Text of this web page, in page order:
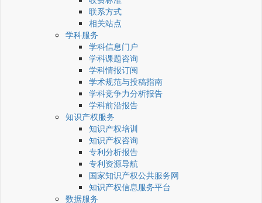
联系方式
相关站点
学科服务
学科信息门户
学科课题咨询
学科情报订阅
学术规范与投稿指南
学科竞争力分析报告
学科前沿报告
知识产权服务
知识产权培训
知识产权咨询
专利分析报告
专利资源导航
国家知识产权公共服务网
知识产权信息服务平台
数据服务